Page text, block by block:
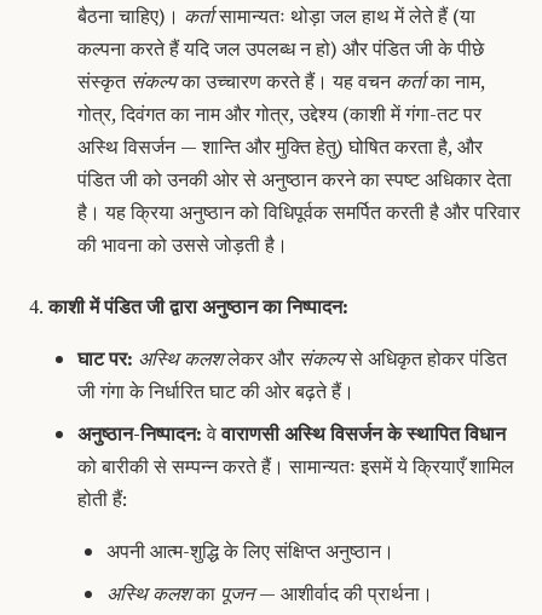
बैठना चाहिए)। कर्तासामान्यतः थोड़ा जल हाथ में लेते हैं (या
कल्पना करते हैं यदि जल उपलब्ध न हो) और पंडित जी के पीछे
संस्कृत संकल्पका उच्चारण करते हैं। यह वचनकर्ताका नाम,
गोत्र, दिवंगत का नाम और गोत्र, उद्देश्य (काशी में गंगा-तट पर
अस्थि विसर्जन — शान्ति और मुक्ति हेतु) घोषित करता है, और
पंडित जी को उनकी ओर से अनुष्ठान करने का स्पष्ट अधिकार देता
है। यह क्रिया अनुष्ठान को विधिपूर्वक समर्पित करती है और परिवार
की भावना को उससे जोड़ती है।
काशी में पंडित जी द्वारा अनुष्ठान का निष्पादन:
घाट पर: अस्थि कलशलेकर और संकल्पसे अधिकृत होकर पंडित
जी गंगा के निर्धारित घाट की ओर बढ़ते हैं।
अनुष्ठान-निष्पादन:वेवाराणसी अस्थि विसर्जन के स्थापित विधान
को बारीकी से सम्पन्न करते हैं। सामान्यतः इसमें ये क्रियाएँ शामिल
होती हैं:
अपनी आत्म-शुद्धि के लिए संक्षिप्त अनुष्ठान।
अस्थि कलशका पूजन— आशीर्वाद की प्रार्थना।